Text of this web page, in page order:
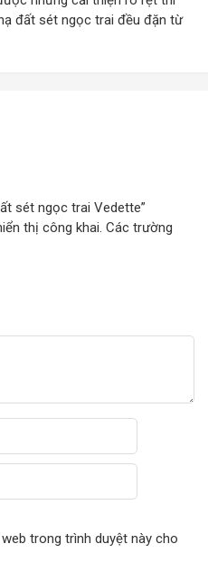
đất sét ngọc trai đều đặn từ
sét ngọc trai Vedette”
thị công khai. Các trường
trong trình duyệt này cho